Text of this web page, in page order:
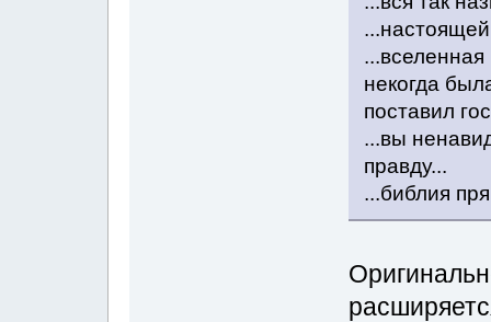
некогда
поставил
...вы
правду...
...библия